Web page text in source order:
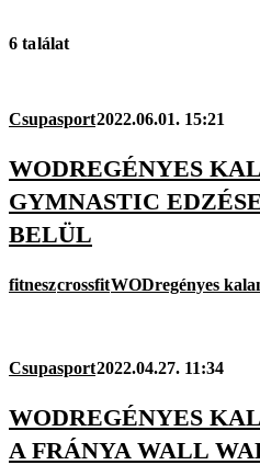
6 találat
Csupasport2022.06.01. 15:21
WODREGÉNYES
GYMNASTIC
BELÜL
fitneszcrossfitWODregényes
Csupasport2022.04.27. 11:34
WODREGÉNYES
A FRÁNYA WALL